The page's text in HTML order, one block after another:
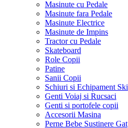
Masinute cu Pedale
Masinute fara Pedale
Masinute Electrice
Masinute de Impins
Tractor cu Pedale
Skateboard
Role Copii
Patine
Sanii Copii
Schiuri si Echipament Ski
Genti Voiaj si Rucsaci
Genti si portofele copii
Accesorii Masina
Perne Bebe Sustinere Gat